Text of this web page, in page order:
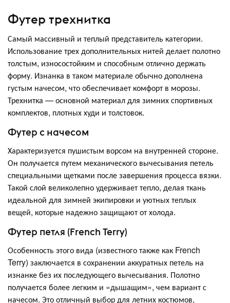
Футер трехнитка
Самый массивный и теплый представитель категории.
Использование трех дополнительных нитей делает полотно
толстым, износостойким и способным отлично держать
форму. Изнанка в таком материале обычно дополнена
густым начесом, что обеспечивает комфорт в морозы.
Трехнитка — основной материал для зимних спортивных
комплектов, плотных худи и толстовок.
Футер с начесом
Характеризуется пушистым ворсом на внутренней стороне.
Он получается путем механического вычесывания петель
специальными щетками после завершения процесса вязки.
Такой слой великолепно удерживает тепло, делая ткань
идеальной для зимней экипировки и уютных теплых
вещей, которые надежно защищают от холода.
Футер петля (French Terry)
Особенность этого вида (известного также как French
Terry) заключается в сохранении аккуратных петель на
изнанке без их последующего вычесывания. Полотно
получается более легким и «дышащим», чем вариант с
начесом. Это отличный выбор для летних костюмов,